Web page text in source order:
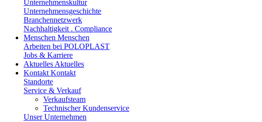
Unternehmenskultur
Unternehmensgeschichte
Branchennetzwerk
Nachhaltigkeit . Compliance
Menschen Menschen
Arbeiten bei POLOPLAST
Jobs & Karriere
Aktuelles Aktuelles
Kontakt Kontakt
Standorte
Service & Verkauf
Verkaufsteam
Technischer Kundenservice
Unser Unternehmen